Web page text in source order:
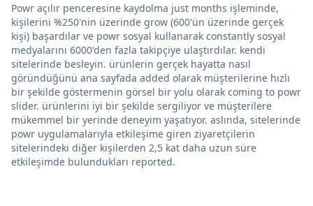
Powr açılır penceresine kaydolma just months işleminde,
kişilerini %250'nin üzerinde grow (600'ün üzerinde gerçek
kişi) başardılar ve powr sosyal kullanarak constantly sosyal
medyalarını 6000'den fazla takipçiye ulaştırdılar. kendi
sitelerinde besleyin. ürünlerin gerçek hayatta nasıl
göründüğünü ana sayfada added olarak müşterilerine hızlı
bir şekilde göstermenin görsel bir yolu olarak coming to powr
slider. ürünlerini iyi bir şekilde sergiliyor ve müşterilere
mükemmel bir yerinde deneyim yaşatıyor. aslında, sitelerinde
powr uygulamalarıyla etkileşime giren ziyaretçilerin
sitelerindeki diğer kişilerden 2,5 kat daha uzun süre
etkileşimde bulundukları reported.